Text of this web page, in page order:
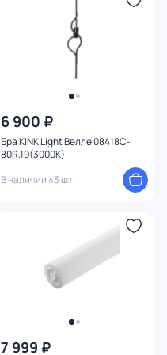
6 900 ₽
Бра KINK Light Велле 08418C-
80R,19(3000K)
В наличии 43 шт.
7 999 ₽